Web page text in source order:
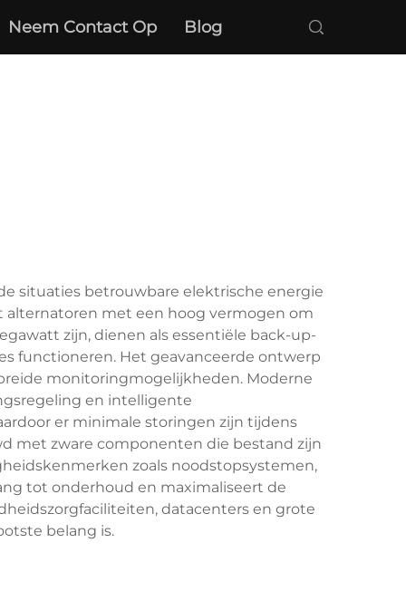
Neem Contact Op Blog
situaties betrouwbare elektrische energie
met een hoog vermogen om
zijn, dienen als essentiële back-up-
functioneren. Het geavanceerde ontwerp
monitoringmogelijkheden. Moderne
en intelligente
er minimale storingen zijn tijdens
met zware componenten die bestand zijn
zoals noodstopsystemen,
tot onderhoud en maximaliseert de
datacenters en grote
belang is.